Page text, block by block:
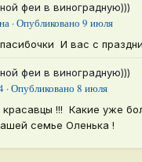
(по
гуминовая бодяга
- янтарная
по листу досталась
для хлебопечки
я уважаю те
и миллилитрах.
и ложки бывают
на Ютубе и сегодня
рецепта хвалит
феи в виноградную)))
·Опубликовано 9 июля
И вас с
феи в виноградную)))
·Опубликовано 8 июля
красавцы !!! Какие уже
семье Оленька !